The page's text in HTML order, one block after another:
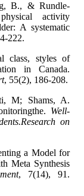
B., & Rundle-
activity
A systematic
222.
class, styles of
in Canada.
, 55(2), 186-208.
M; Shams, A.
Well-
on
a Model for
Meta Synthesis
, 7(14), 91.